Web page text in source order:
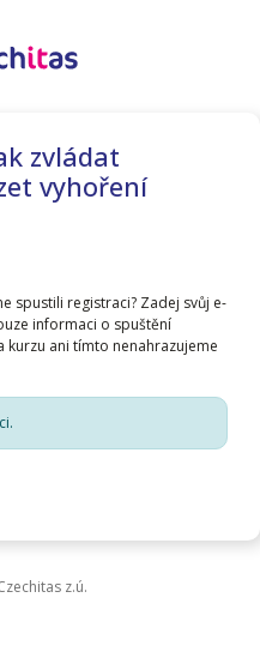
zvládat
vyhoření
spustili registraci? Zadej svůj e-
informaci o spuštění
kurzu ani tímto nenahrazujeme
z.ú.